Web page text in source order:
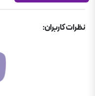
نظرات کاربران: